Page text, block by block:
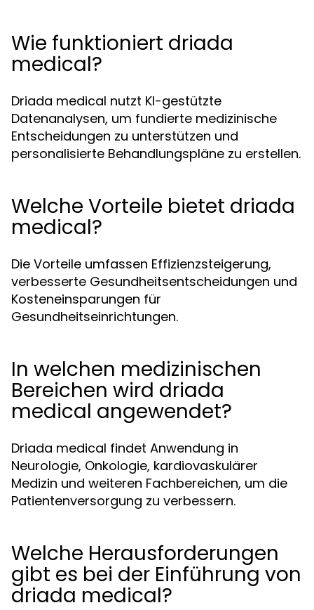
Wie funktioniert driada
medical?
Driada medical nutzt KI-gestützte
Datenanalysen, um fundierte medizinische
Entscheidungen zu unterstützen und
personalisierte Behandlungspläne zu erstellen.
Welche Vorteile bietet driada
medical?
Die Vorteile umfassen Effizienzsteigerung,
verbesserte Gesundheitsentscheidungen und
Kosteneinsparungen für
Gesundheitseinrichtungen.
In welchen medizinischen
Bereichen wird driada
medical angewendet?
Driada medical findet Anwendung in
Neurologie, Onkologie, kardiovaskulärer
Medizin und weiteren Fachbereichen, um die
Patientenversorgung zu verbessern.
Welche Herausforderungen
gibt es bei der Einführung von
driada medical?